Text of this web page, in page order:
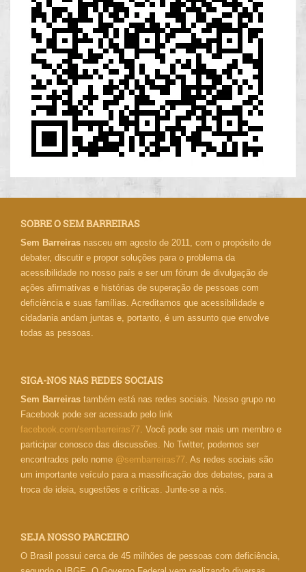
SOBRE O SEM BARREIRAS
Sem Barreiras nasceu em agosto de 2011, com o propósito de
debater, discutir e propor soluções para o problema da
acessibilidade no nosso país e ser um fórum de divulgação de
ações afirmativas e histórias de superação de pessoas com
deficiência e suas famílias. Acreditamos que acessibilidade e
cidadania andam juntas e, portanto, é um assunto que envolve
todas as pessoas.
SIGA-NOS NAS REDES SOCIAIS
Sem Barreiras também está nas redes sociais. Nosso grupo no
Facebook pode ser acessado pelo link
facebook.com/sembarreiras77 . Você pode ser mais um membro e
participar conosco das discussões. No Twitter, podemos ser
encontrados pelo nome @sembarreiras77 . As redes sociais são
um importante veículo para a massificação dos debates, para a
troca de ideia, sugestões e críticas. Junte-se a nós.
SEJA NOSSO PARCEIRO
O Brasil possui cerca de 45 milhões de pessoas com deficiência,